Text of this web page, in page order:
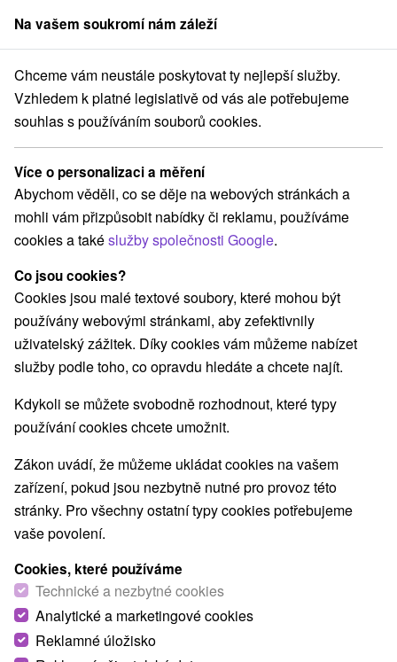
člen skupinySorger
Východné Slovensko Prešovský kraj Tatranské Matliare
Pobyty pro seniory Tatranské
Matliare
Kategorie
Všechny kategorie
Pobyty v akci(2)
Víkendové pobyty
Rodinné pobyty(2)
Vyberte lokalitu nebo termín
Nejprodávanější
VŠECHNY TOP - NEJPRODÁVANĚJŠÍ NEJLEVNĚJŠÍ
Na vašem soukromí nám záleží
Chceme vám neustále poskytovat ty nejlepší služby.
Vzhledem k platné legislativě od vás ale potřebujeme
souhlas s používáním souborů cookies.
Více o personalizaci a měření
Abychom věděli, co se děje na webových stránkách a
mohli vám přizpůsobit nabídky či reklamu, používáme
cookies a takéslužby společnosti Google.
Co jsou cookies?
Cookies jsou malé textové soubory, které mohou být
používány webovými stránkami, aby zefektivnily
uživatelský zážitek. Díky cookies vám můžeme nabízet
služby podle toho, co opravdu hledáte a chcete najít.
Kdykoli se můžete svobodně rozhodnout, které typy
používání cookies chcete umožnit.
Zákon uvádí, že můžeme ukládat cookies na vašem
zařízení, pokud jsou nezbytně nutné pro provoz této
stránky. Pro všechny ostatní typy cookies potřebujeme
vaše povolení.
Cookies, které používáme
Technické a nezbytné cookies
Analytické a marketingové cookies
Reklamné úložisko